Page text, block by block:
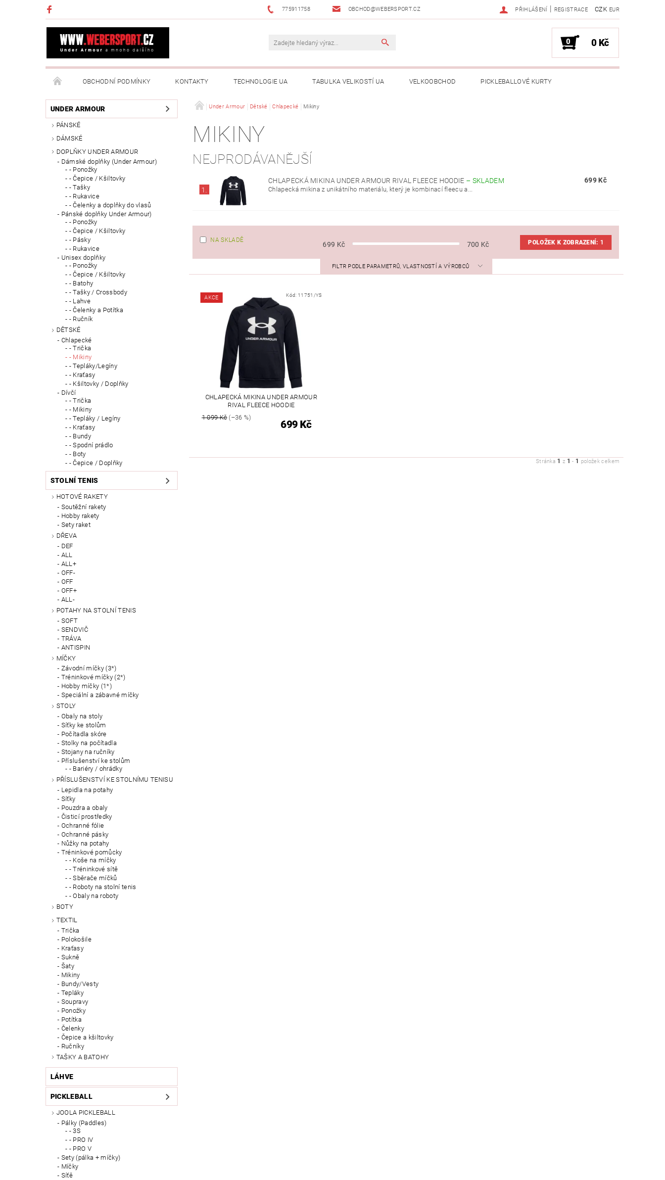
775911758 OBCHOD@WEBERSPORT.CZ CZK EUR
PŘIHLÁŠENÍ | REGISTRACE
0 0 Kč
OBCHODNÍ PODMÍNKY KONTAKTY TECHNOLOGIE UA TABULKA VELIKOSTÍ UA VELKOOBCHOD PICKLEBALLOVÉ KURTY
NAPIŠTE NÁM MOJE OBJEDNÁVKA
UNDER ARMOUR
PÁNSKÉ
DÁMSKÉ
DOPLŇKY UNDER ARMOUR
Dámské doplňky (Under Armour)
- Ponožky
- Čepice / Kšiltovky
- Tašky
- Rukavice
- Čelenky a doplňky do vlasů
Pánské doplňky Under Armour)
- Ponožky
- Čepice / Kšiltovky
- Pásky
- Rukavice
Unisex doplňky
- Ponožky
- Čepice / Kšiltovky
- Batohy
- Tašky / Crossbody
- Lahve
- Čelenky a Potítka
- Ručník
DĚTSKÉ
Chlapecké
- Trička
- Mikiny
- Tepláky/Legíny
- Kraťasy
- Kšiltovky / Doplňky
Dívčí
- Trička
- Mikiny
- Tepláky / Legíny
- Kraťasy
- Bundy
- Spodní prádlo
- Boty
- Čepice / Doplňky
STOLNÍ TENIS
HOTOVÉ RAKETY
Soutěžní rakety
Hobby rakety
Sety raket
DŘEVA
DEF
ALL
ALL+
OFF-
OFF
OFF+
ALL-
POTAHY NA STOLNÍ TENIS
SOFT
SENDVIČ
TRÁVA
ANTISPIN
MÍČKY
Závodní míčky (3*)
Tréninkové míčky (2*)
Hobby míčky (1*)
Speciální a zábavné míčky
STOLY
Obaly na stoly
Síťky ke stolům
Počítadla skóre
Stolky na počítadla
Stojany na ručníky
Příslušenství ke stolům
- Bariéry / ohrádky
PŘÍSLUŠENSTVÍ KE STOLNÍMU TENISU
Lepidla na potahy
Síťky
Pouzdra a obaly
Čisticí prostředky
Ochranné fólie
Ochranné pásky
Nůžky na potahy
Tréninkové pomůcky
- Koše na míčky
- Tréninkové sítě
- Sběrače míčků
- Roboty na stolní tenis
- Obaly na roboty
BOTY
TEXTIL
Trička
Polokošile
Kraťasy
Sukně
Šaty
Mikiny
Bundy/Vesty
Tepláky
Soupravy
Ponožky
Potítka
Čelenky
Čepice a kšiltovky
Ručníky
TAŠKY A BATOHY
LÁHVE
PICKLEBALL
JOOLA PICKLEBALL
Pálky (Paddles)
- 3S
- PRO IV
- PRO V
Sety (pálka + míčky)
Míčky
Síťě
Under Armour Dětské Chlapecké Mikiny
MIKINY
NEJPRODÁVANĚJŠÍ
1.
CHLAPECKÁ MIKINA UNDER ARMOUR RIVAL FLEECE HOODIE – SKLADEM
Chlapecká mikina z unikátního materiálu, který je kombinací fleecu a...
699 Kč
NA SKLADĚ
699 Kč 700 Kč POLOŽEK K ZOBRAZENÍ: 1
FILTR PODLE PARAMETRŮ, VLASTNOSTÍ A VÝROBCŮ
AKCE Kód: 11751/YS
CHLAPECKÁ MIKINA UNDER ARMOUR
RIVAL FLEECE HOODIE
1 099 Kč(–36 %)
699 Kč
Stránka 1 z 1 - 1 položek celkem